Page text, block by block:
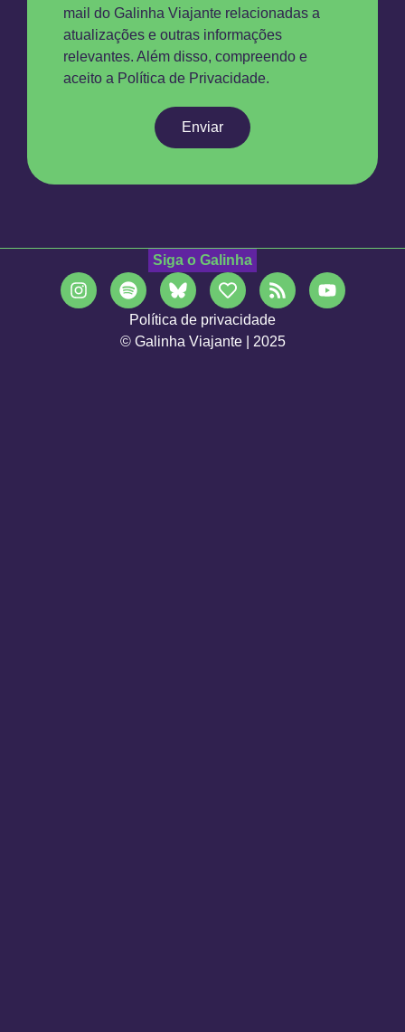
mail do Galinha Viajante relacionadas a
atualizações e outras informações
relevantes. Além disso, compreendo e
aceito a Política de Privacidade.
Enviar
Siga o Galinha
Política de privacidade
© Galinha Viajante | 2025